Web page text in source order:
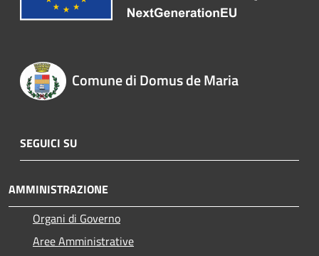
Comune di Domus de Maria
SEGUICI SU
AMMINISTRAZIONE
Organi di Governo
Aree Amministrative